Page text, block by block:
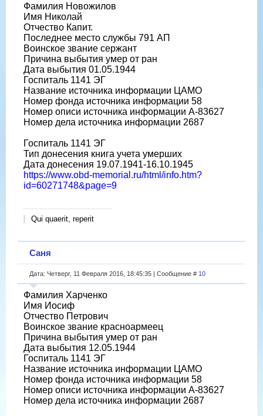
Фамилия Новожилов
Имя Николай
Отчество Капит.
Последнее место службы 791 АП
Воинское звание сержант
Причина выбытия умер от ран
Дата выбытия 01.05.1944
Госпиталь 1141 ЭГ
Название источника информации ЦАМО
Номер фонда источника информации 58
Номер описи источника информации А-83627
Номер дела источника информации 2687
Госпиталь 1141 ЭГ
Тип донесения книга учета умерших
Дата донесения 19.07.1941-16.10.1945
https://www.obd-memorial.ru/html/info.htm?
id=60271748&page=9
Qui quaerit, reperit
Саня
Дата: Четверг, 11 Февраля 2016, 18:45:35 | Сообщение # 10
Фамилия Харченко
Имя Иосиф
Отчество Петрович
Воинское звание красноармеец
Причина выбытия умер от ран
Дата выбытия 12.05.1944
Госпиталь 1141 ЭГ
Название источника информации ЦАМО
Номер фонда источника информации 58
Номер описи источника информации А-83627
Номер дела источника информации 2687